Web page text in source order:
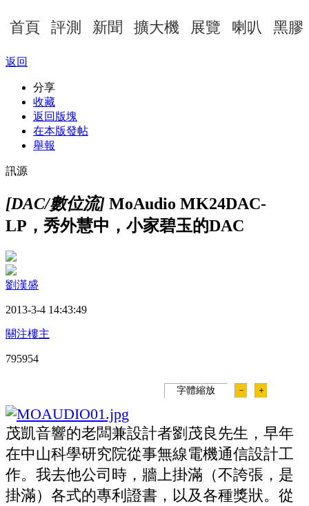
首頁 評測 新聞 擴大機 展覽 喇叭 黑膠
返回
分享
收藏
返回版塊
在本版發帖
舉報
訊源
[DAC/數位流] MoAudio MK24DAC-
LP，秀外慧中，小家碧玉的DAC
劉漢盛
2013-3-4 14:43:49
關注樓主
795954
字體縮放 － ＋
茂凱音響的老闆兼設計者劉茂良先生，早年
在中山科學研究院從事無線電機通信設計工
作。我去他公司時，牆上掛滿（不誇張，是
掛滿）各式的專利證書，以及各種獎狀。從